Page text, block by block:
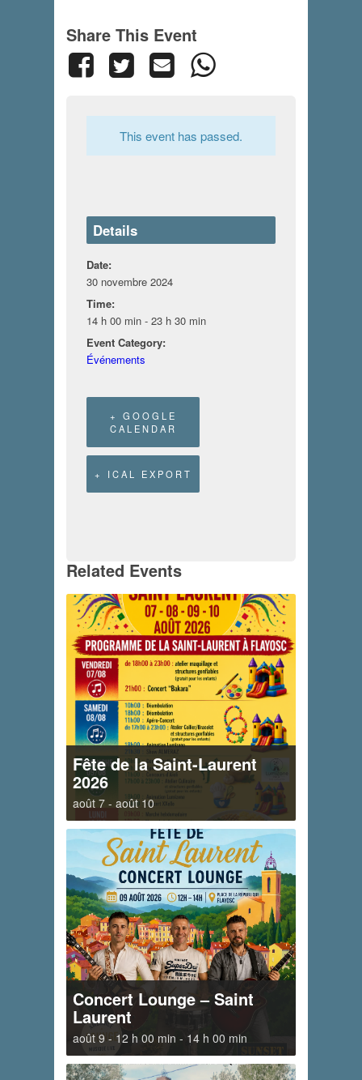
Share This Event
This event has passed.
Details
Date:
30 novembre 2024
Time:
14 h 00 min - 23 h 30 min
Event Category:
Événements
+ GOOGLE
CALENDAR
+ ICAL EXPORT
Related Events
Fête de la Saint-Laurent
2026
août 7 -août 10
Concert Lounge – Saint
Laurent
août 9 - 12 h 00 min - 14 h 00 min